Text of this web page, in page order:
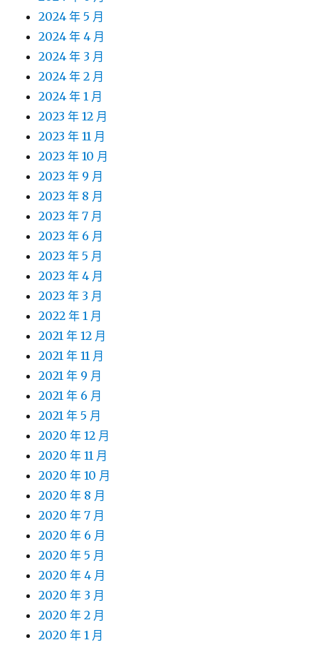
2024 年 5 月
2024 年 4 月
2024 年 3 月
2024 年 2 月
2024 年 1 月
2023 年 12 月
2023 年 11 月
2023 年 10 月
2023 年 9 月
2023 年 8 月
2023 年 7 月
2023 年 6 月
2023 年 5 月
2023 年 4 月
2023 年 3 月
2022 年 1 月
2021 年 12 月
2021 年 11 月
2021 年 9 月
2021 年 6 月
2021 年 5 月
2020 年 12 月
2020 年 11 月
2020 年 10 月
2020 年 8 月
2020 年 7 月
2020 年 6 月
2020 年 5 月
2020 年 4 月
2020 年 3 月
2020 年 2 月
2020 年 1 月